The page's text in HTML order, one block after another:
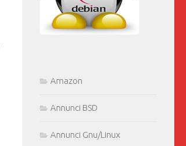
Amazon
Annunci BSD
Annunci Gnu/Linux